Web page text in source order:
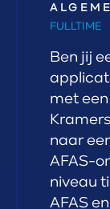
FULLTIME
Ben jij
met een
naar
AFAS-
niveau
AFAS